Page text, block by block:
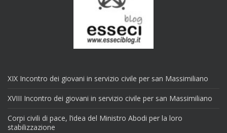
XIX Incontro dei giovani in servizio civile per san Massimiliano
XVIII Incontro dei giovani in servizio civile per san Massimiliano
Corpi civili di pace, l’idea del Ministro Abodi per la loro
stabilizzazione